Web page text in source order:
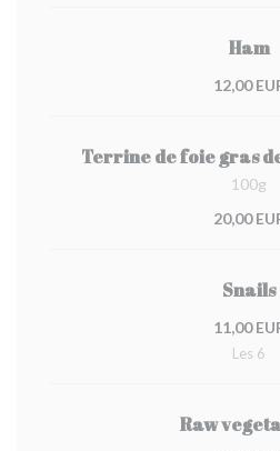
Ham
12,00
Terrine de foie gras
100g
20,00
Snails
11,00
Les 6
Raw